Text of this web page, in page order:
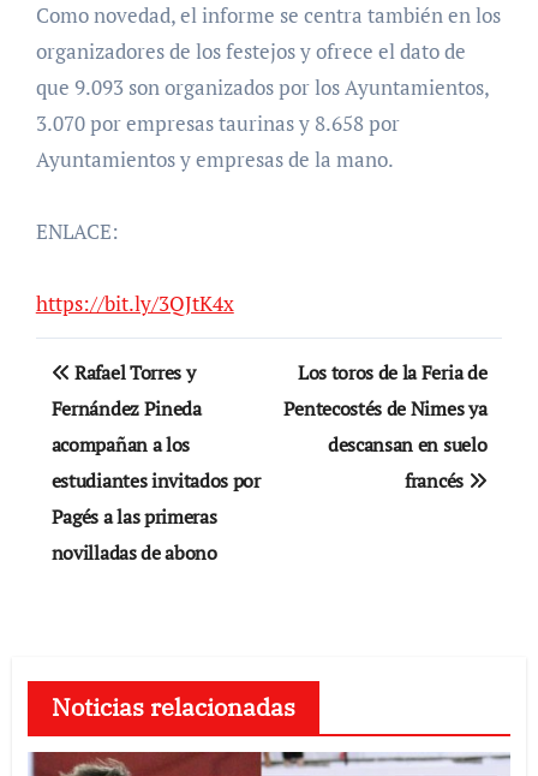
Como novedad, el informe se centra también en los
organizadores de los festejos y ofrece el dato de
que 9.093 son organizados por los Ayuntamientos,
3.070 por empresas taurinas y 8.658 por
Ayuntamientos y empresas de la mano.
ENLACE:
https://bit.ly/3QJtK4x
Navegación
de
entradas
Rafael Torres y
Fernández Pineda
acompañan a los
estudiantes invitados por
Pagés a las primeras
novilladas de abono
Los toros de la Feria de
Pentecostés de Nimes ya
descansan en suelo
francés
Noticias relacionadas